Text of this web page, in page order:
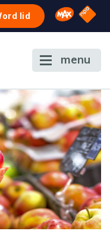
lid Omroep
NPO
menu